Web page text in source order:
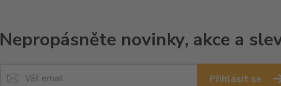
Nepropásněte novinky, akce a
Přihlásit se